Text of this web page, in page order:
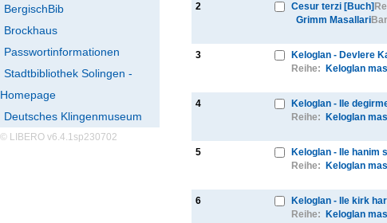
BergischBib
Brockhaus
Passwortinformationen
Stadtbibliothek Solingen -
Homepage
Deutsches Klingenmuseum
© LIBERO v6.4.1sp230702
2 Cesur terzi [Buch]
Grimm Masallari
3
Keloglan - Devlere
Reihe:
Keloglan
4
Keloglan - Ile
Reihe:
Keloglan
5
Keloglan - Ile hanim
Reihe:
Keloglan
6
Keloglan - Ile kirk
Reihe:
Keloglan